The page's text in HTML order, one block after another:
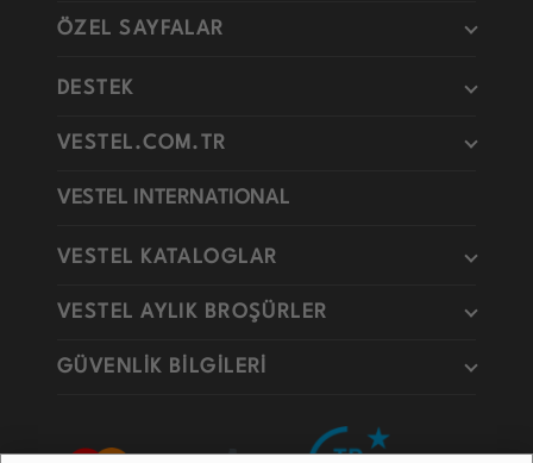
ÖZEL SAYFALAR
DESTEK
VESTEL.COM.TR
VESTEL INTERNATIONAL
VESTEL KATALOGLAR
VESTEL AYLIK BROŞÜRLER
GÜVENLİK BİLGİLERİ